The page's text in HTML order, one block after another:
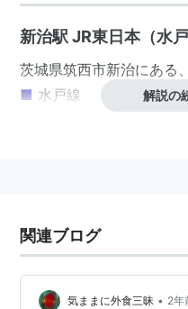
新治駅 JR東日本（水戸
茨城県筑西市新治にある
■ 水戸線
○リスト：駅キーワード
解説の
関連ブログ
気ままに外食三昧 • 2年